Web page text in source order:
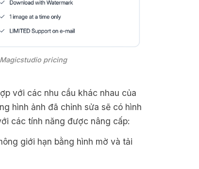
pricing
với các nhu cầu khác nhau của
hình ảnh đã chỉnh sửa sẽ có hình
các tính năng được nâng cấp:
giới hạn bằng hình mờ và tải